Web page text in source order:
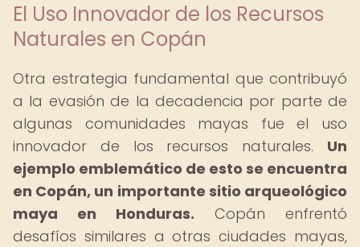
El Uso Innovador de los Recursos
Naturales en Copán
Otra estrategia fundamental que contribuyó
a la evasión de la decadencia por parte de
algunas comunidades mayas fue el uso
innovador de los recursos naturales. Un
ejemplo emblemático de esto se encuentra
en Copán, un importante sitio arqueológico
maya en Honduras. Copán enfrentó
desafíos similares a otras ciudades mayas,